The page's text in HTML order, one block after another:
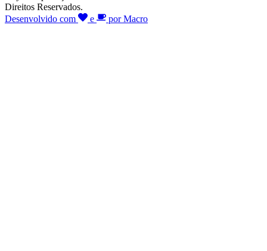
Direitos Reservados.
Desenvolvido com
e por Macro